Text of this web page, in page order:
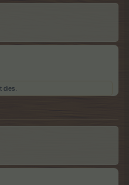
dies.